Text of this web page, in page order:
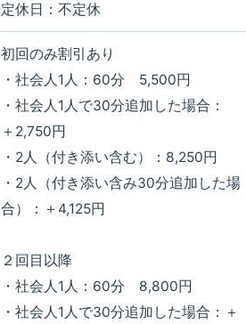
定休日：不定休
初回のみ割引あり
・社会人1人：60分 5,500円
・社会人1人で30分追加した場合：
＋2,750円
・2人（付き添い含む）：8,250円
・2人（付き添い含み30分追加した場
合）：＋4,125円
２回目以降
・社会人1人：60分 8,800円
・社会人1人で30分追加した場合：＋